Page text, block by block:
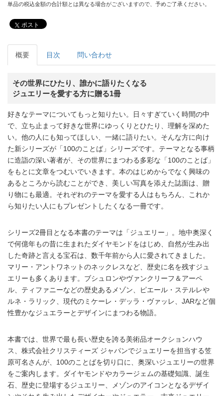
単品の税込金額の合計額とは異なる場合がございますので、予めご了承ください。
ポスト
概要 目次 問い合わせ
その世界にひたり、誰かに語りたくなる
ジュエリーを愛する方に贈る1冊
好きなテーマについてもっと知りたい。日々すぎていく時間の中
で、立ち止まって好きな世界にゆっくりとひたり、理解を深めた
い。他の人にも知ってほしい、一緒に語りたい。そんな方に向け
た新シリーズが「100のことば」シリーズです。テーマとなる事柄
に造詣の深い著者が、その世界にまつわる多彩な「100のことば」
をもとに文章をつむいでいきます。本のはじめからでなく興味の
あるところから読むことができ、美しい写真を添えた誌面は、贈
り物にも最適。それぞれのテーマを愛する人はもちろん、これか
ら知りたい人にもプレゼントしたくなる一冊です。
シリーズ2冊目となる本書のテーマは「ジュエリー」。地中奥深く
で何億年もの昔に生まれたダイヤモンドをはじめ、自然が生み出
した奇跡と言える宝石は、数千年前から人に愛されてきました。
マリー・アントワネットのネックレスなど、歴史に名を残すジュ
エリーも多くあります。ブシュロンやヴァンクリーフ＆アーペ
ル、ティファニーなどの歴史あるメゾン、ピエール・ステルレや
ルネ・ラリック、現代のミケーレ・デッラ・ヴァッレ、JARなど個
性豊かなジュエラーとデザインにまつわる物語。
本書では、世界で最も長い歴史を誇る美術品オークションハウ
ス、株式会社クリスティーズ ジャパンでジュエリーを担当する笠
原可名さんが、100のことばを切り口に、奥深いジュエリーの世界
をご案内します。ダイヤモンドやカラージェムの基礎知識、誕生
石、歴史に登場するジュエリー、メゾンのアイコンとなるデザイ